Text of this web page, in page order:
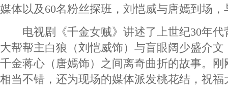
媒体以及60名粉丝探班，刘恺威与唐嫣到场
电视剧《千金女贼》讲述了上世纪30年代
大帮帮主白狼（刘恺威饰）与盲眼阔少盛介
千金蒋心（唐嫣饰）之间离奇曲折的故事。
相当不错，还为现场的媒体派发桃花结，祝